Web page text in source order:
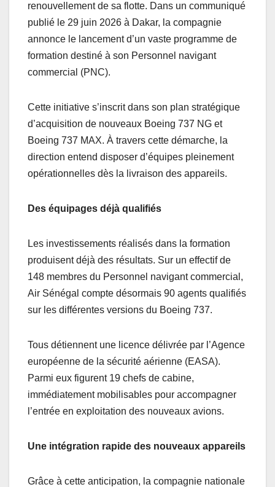
renouvellement de sa flotte. Dans un communiqué
publié le 29 juin 2026 à Dakar, la compagnie
annonce le lancement d’un vaste programme de
formation destiné à son Personnel navigant
commercial (PNC).
Cette initiative s’inscrit dans son plan stratégique
d’acquisition de nouveaux Boeing 737 NG et
Boeing 737 MAX. À travers cette démarche, la
direction entend disposer d’équipes pleinement
opérationnelles dès la livraison des appareils.
Des équipages déjà qualifiés
Les investissements réalisés dans la formation
produisent déjà des résultats. Sur un effectif de
148 membres du Personnel navigant commercial,
Air Sénégal compte désormais 90 agents qualifiés
sur les différentes versions du Boeing 737.
Tous détiennent une licence délivrée par l’Agence
européenne de la sécurité aérienne (EASA).
Parmi eux figurent 19 chefs de cabine,
immédiatement mobilisables pour accompagner
l’entrée en exploitation des nouveaux avions.
Une intégration rapide des nouveaux appareils
Grâce à cette anticipation, la compagnie nationale